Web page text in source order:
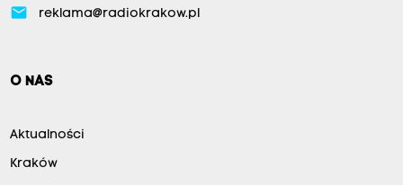
email reklama@radiokrakow.pl
O NAS
Aktualności
Kraków